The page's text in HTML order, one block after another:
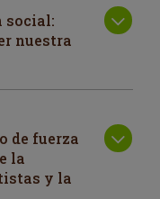
social:
nuestra
de fuerza
la
y la